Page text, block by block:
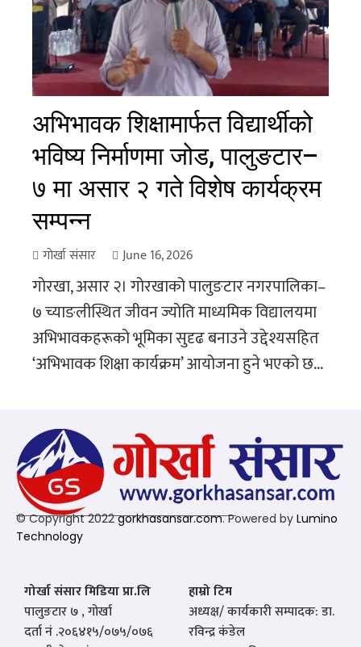
अभिभावक शिक्षामार्फत विद्यार्थीको
भविष्य निर्माणमा जोड, पालुङटार–
७ मा असार २ गते विशेष कार्यक्रम
सम्पन्न
गोर्खा संसार June 16, 2026
गोरखा, असार २। गोरखाको पालुङटार नगरपालिका–
७ च्याङलीस्थित जीवन ज्योति माध्यमिक विद्यालयमा
अभिभावकहरूको भूमिका सुदृढ बनाउने उद्देश्यसहित
‘अभिभावक शिक्षा कार्यक्रम’ आयोजना हुने भएको छ...
© Copyright 2022gorkhasansar.com. Powered by Lumino
Technology
गोर्खा संसार मिडिया प्रा.लि
पालुङटार ७ , गोर्खा
दर्ता नं .२०६४१५/०७५/०७६
हाम्रो टिम
अध्यक्ष/ कार्यकारी सम्पादक: डा.
रविन्द्र कंडेल